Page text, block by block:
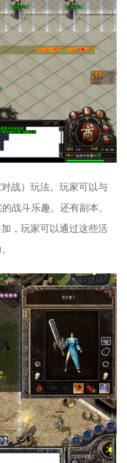
战）玩法。玩家可以与
战斗乐趣。还有副本、
，玩家可以通过这些活